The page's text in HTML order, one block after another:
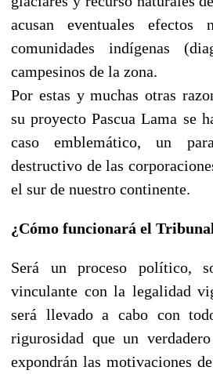
acusan eventuales efectos
comunidades indígenas
campesinos de la zona.
Por estas y muchas otras
su proyecto Pascua Lama se
caso emblemático, un
destructivo de las
el sur de nuestro continente.
¿Cómo funcionará el
Será un proceso político,
vinculante con la legalidad
será llevado a cabo con
rigurosidad que un
expondrán las motivaciones